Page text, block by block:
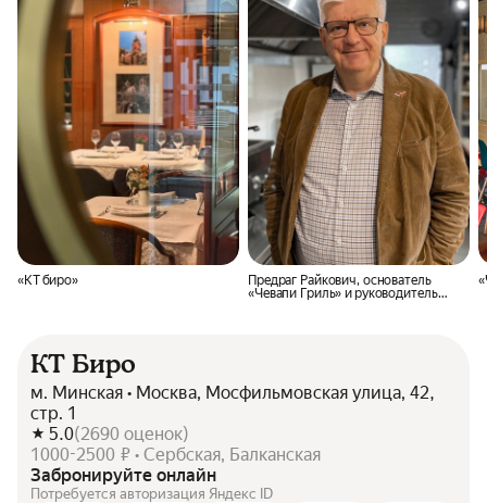
«КТ биро»
Предраг Райкович, основатель
«Чевапи Гриль» и руководитель
КТ Биро
м. Минская • Москва, Мосфильмовская улица, 42,
стр. 1
5.0(2690 оценок)
1000-2500 ₽ • Сербская, Балканская
Забронируйте онлайн
Потребуется авторизация Яндекс ID